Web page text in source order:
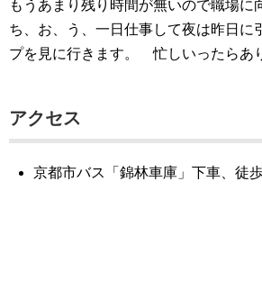
もうあまり残り時間が無いので職場に
ち、お、う、一日仕事して夜は昨日に
プを見に行きます。 忙しいったらあ
アクセス
京都市バス「錦林車庫」下車、徒